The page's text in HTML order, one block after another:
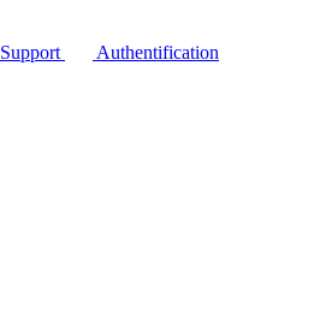
Support Authentification